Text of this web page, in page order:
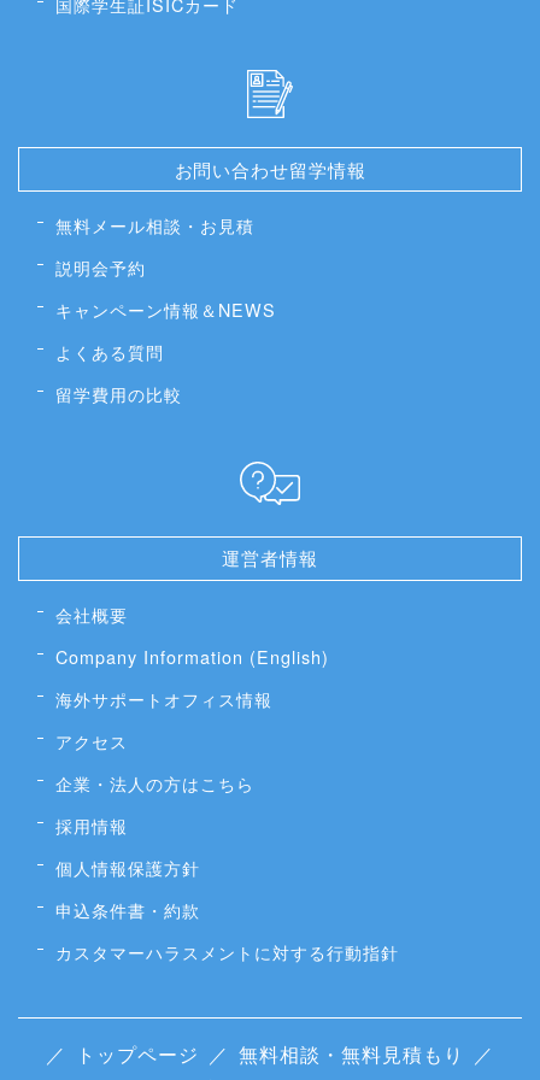
お問い合わせ留学情報
無料メール相談・お見積
説明会予約
キャンペーン情報＆NEWS
よくある質問
留学費用の比較
運営者情報
会社概要
Company Information (English)
海外サポートオフィス情報
アクセス
企業・法人の方はこちら
採用情報
個人情報保護方針
申込条件書・約款
カスタマーハラスメントに対する行動指針
／ トップページ ／ 無料相談・無料見積もり
／